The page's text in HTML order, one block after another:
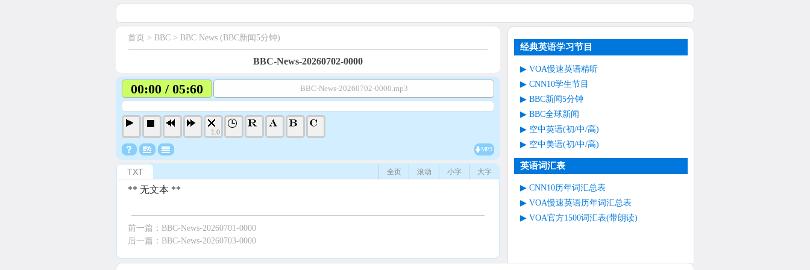
首页 > BBC > BBC News (BBC新闻5分钟)
BBC-News-20260702-0000
00:00 / 05:60 BBC-News-20260702-0000.mp3
1.0
MP3
TXT 大字
小字
滚动
全页
** 无文本 **
前一篇： BBC-News-20260701-0000
后一篇： BBC-News-20260703-0000
经典英语学习节目
VOA慢速英语精听
CNN10学生节目
BBC新闻5分钟
BBC全球新闻
空中英语(初/中/高)
空中美语(初/中/高)
英语词汇表
CNN10历年词汇总表
VOA慢速英语历年词汇总表
VOA官方1500词汇表(带朗读)